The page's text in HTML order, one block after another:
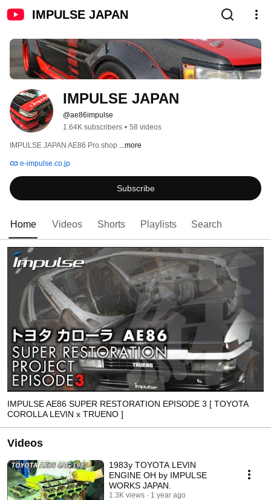
IMPULSE JAPAN
IMPULSE JAPAN
@ae86impulse
1.64K subscribers • 58 videos
IMPULSE JAPAN AE86 Pro shop ...more
e-impulse.co.jp
Subscribe
Home Videos Shorts Playlists Search
IMPULSE AE86 SUPER RESTORATION EPISODE 3 [ TOYOTA
COROLLA LEVIN x TRUENO ]
Videos
1983y TOYOTA LEVIN
ENGINE OH by IMPULSE
WORKS JAPAN.
1.3K views 1 year ago